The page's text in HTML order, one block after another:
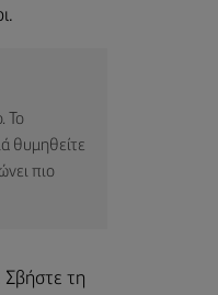
Το
θυμηθείτε
πιο
Σβήστε τη